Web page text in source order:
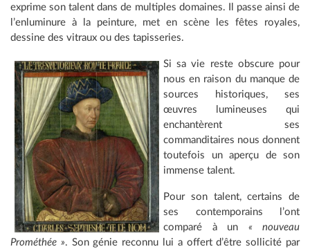
exprime son talent dans de multiples domaines. Il passe ainsi de
l’enluminure à la peinture, met en scène les fêtes royales,
dessine des vitraux ou des tapisseries.
Si sa vie reste obscure pour
nous en raison du manque de
sources historiques, ses
œuvres lumineuses qui
enchantèrent ses
commanditaires nous donnent
toutefois un aperçu de son
immense talent.
Pour son talent, certains de
ses contemporains l’ont
comparé à un « nouveau
Prométhée ». Son génie reconnu lui a offert d’être sollicité par